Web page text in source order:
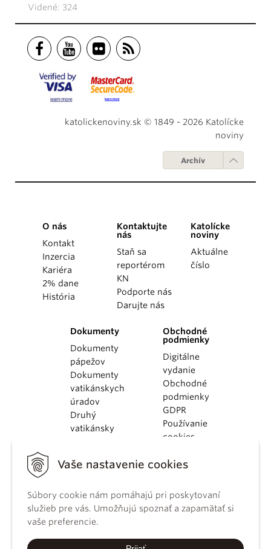
Vaše nastavenie cookies
Súbory cookie nám pomáhajú pri poskytovaní
služieb pre vás. Umožňujú spoznať a zapamätať si
vaše preferencie.
Videné: 324
katolickenoviny.sk © 1849 - 2026 Katolícke
noviny
Archív
O nás
Kontakt
Inzercia
Kariéra
2% dane
História
Kontaktujte
nás
Staň sa
reportérom
KN
Podporte nás
Darujte nás
Katolícke
noviny
Aktuálne
číslo
Dokumenty
Dokumenty
pápežov
Dokumenty
vatikánskych
úradov
Druhý
vatikánsky
KBS
kánonického
práva
Katechizmus
Obchodné
podmienky
Digitálne
vydanie
Obchodné
podmienky
GDPR
Používanie
cookies